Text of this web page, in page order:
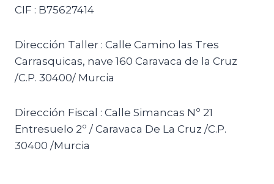
CIF : B75627414
Dirección Taller : Calle Camino las Tres
Carrasquicas, nave 160 Caravaca de la Cruz
/C.P. 30400/ Murcia
Dirección Fiscal : Calle Simancas Nº 21
Entresuelo 2º / Caravaca De La Cruz /C.P.
30400 /Murcia